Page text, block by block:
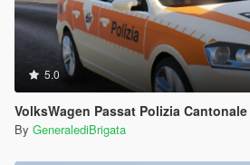
5.0
VolksWagen Passat Polizia
By GeneralediBrigata